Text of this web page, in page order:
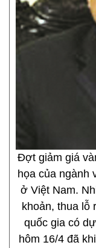
Đợt giảm giá
họa của ngành
ở Việt Nam.
khoản, thua lỗ
quốc gia có
hôm 16/4 đã